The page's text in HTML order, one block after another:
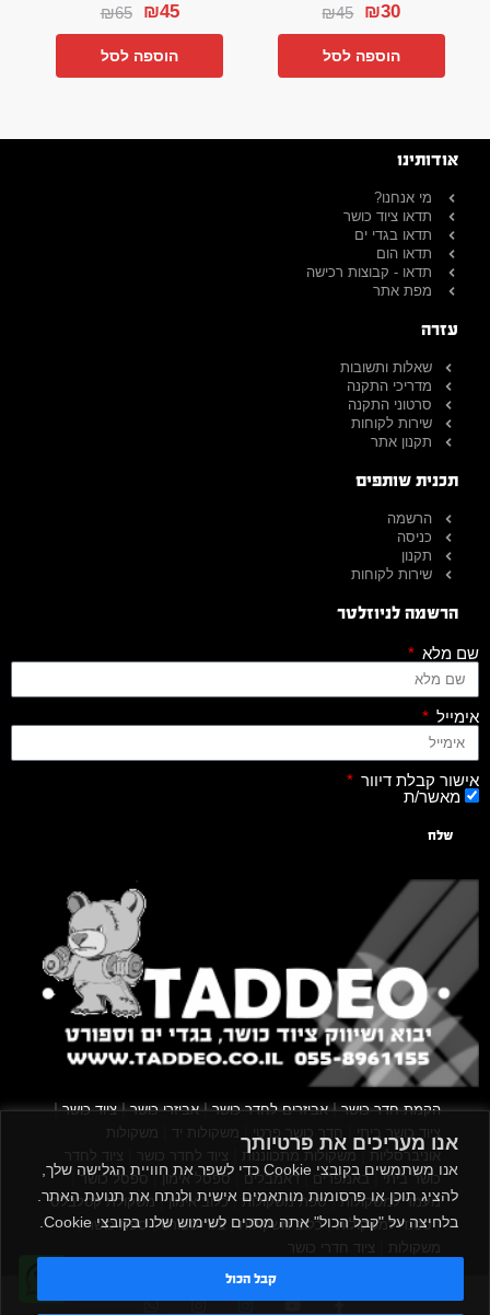
אנו מעריכים את פרטיותך
אנו משתמשים בקובצי Cookie כדי לשפר את חוויית הגלישה שלך,
להציג תוכן או פרסומות מותאמים אישית ולנתח את תנועת האתר.
בלחיצה על "קבל הכול" אתה מסכים לשימוש שלנו בקובצי Cookie.
קבל הכול
₪45 ₪30
הוספה לסל
₪65 ₪45
הוספה לסל
אודותינו
מי אנחנו?
תדאו ציוד כושר
תדאו בגדי ים
תדאו הום
תדאו - קבוצות רכישה
מפת אתר
עזרה
שאלות ותשובות
מדריכי התקנה
סרטוני התקנה
שירות לקוחות
תקנון אתר
תכנית שותפים
הרשמה
כניסה
תקנון
שירות לקוחות
הרשמה לניוזלטר
שם מלא
אימייל
אישור קבלת דיוור
מאשר/ת
שלח
הקמת חדר כושר|אביזרים לחדר כושר|אביזרי כושר|ציוד כושר|
ציוד כושר ביתי חדר כושר פרטי משקולות יד
משקולות
אוניברסליות |משקולות מתכווננות ציוד לחדר כושר
ציוד לחדר
כושר ביתי|באמפרים |דאמבלים |ספסל אימון | ספסל כושר|
מעמד למשקולות|ספת משקולות |כלוב אימון |משקולת קטלבלס
|סטנד למשקולות|כלוב משקולות|ציוד ספורט|ספת כושר|
משקולות ציוד חדרי כושר